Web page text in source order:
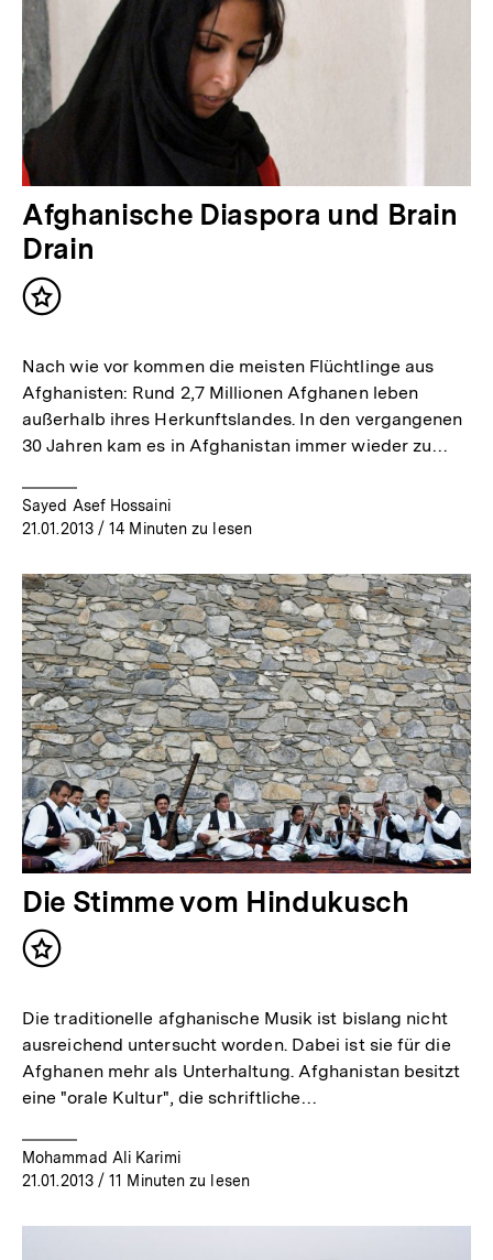
Afghanische Diaspora und Brain
Drain
Inhalt
Nach wie vor kommen die meisten Flüchtlinge aus
Afghanisten: Rund 2,7 Millionen Afghanen leben
außerhalb ihres Herkunftslandes. In den vergangenen
30 Jahren kam es in Afghanistan immer wieder zu…
Sayed Asef Hossaini
21.01.2013/ 14 Minuten zu lesen
Die Stimme vom Hindukusch
Inhalt
Die traditionelle afghanische Musik ist bislang nicht
ausreichend untersucht worden. Dabei ist sie für die
Afghanen mehr als Unterhaltung. Afghanistan besitzt
eine "orale Kultur", die schriftliche…
Mohammad Ali Karimi
21.01.2013/ 11 Minuten zu lesen